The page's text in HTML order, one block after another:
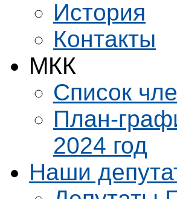
История
Контакты
МКК
Список
План-
2024 год
Наши